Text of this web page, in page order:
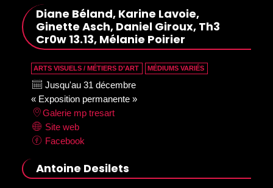
Diane Béland, Karine Lavoie,
Ginette Asch, Daniel Giroux, Th3
Cr0w 13.13, Mélanie Poirier
ARTS VISUELS / MÉTIERS D’ART MÉDIUMS VARIÉS
Jusqu'au 31 décembre
« Exposition permanente »
Galerie mp tresart
Site web
Facebook
Antoine Desilets